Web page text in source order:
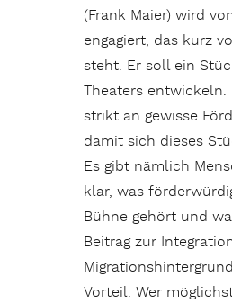
(Frank Maier) wird
enga­giert, das kurz
steht. Er soll ein
Thea­ters entwi­ckeln.
strikt an gewisse
damit sich dieses
Es gibt nämlich
klar, was
Bühne gehört und
Beitrag zur
Vorteil. Wer